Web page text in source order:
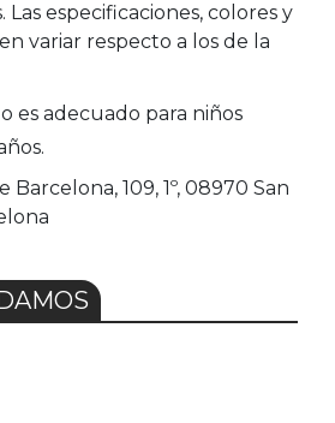
especificaciones, colores y
variar respecto a los de la
es adecuado para niños
Barcelona, 109, 1º, 08970 San